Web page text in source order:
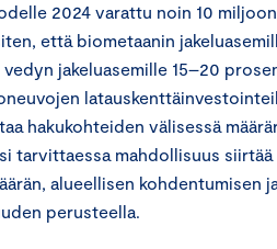
2024 varattu noin 10
että biometaanin
jakeluasemille 15–20
hakukohteiden välisessä
tarvittaessa mahdollisuus
alueellisen kohdentumisen
perusteella.